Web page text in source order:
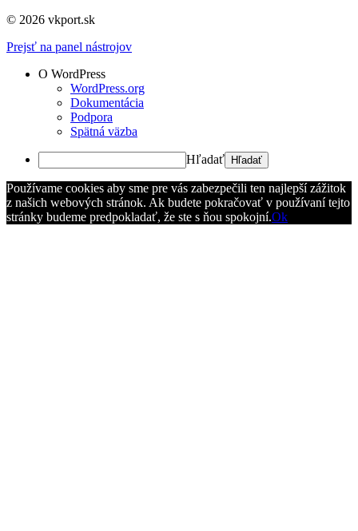
© 2026 vkport.sk
Prejsť na panel nástrojov
O WordPress
WordPress.org
Dokumentácia
Podpora
Spätná väzba
Hľadať
Používame cookies aby sme pre vás zabezpečili ten najlepší zážitok
z našich webových stránok. Ak budete pokračovať v používaní tejto
stránky budeme predpokladať, že ste s ňou spokojní.Ok